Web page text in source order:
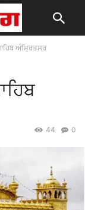
ਅੰਮ੍ਰਿਤਸਰ
0
44